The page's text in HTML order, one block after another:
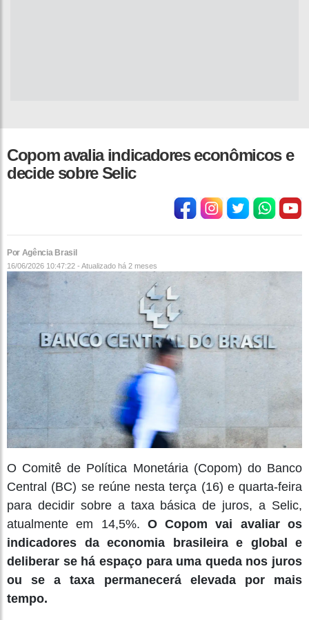
Copom avalia indicadores econômicos e
decide sobre Selic
Por Agência Brasil
16/06/2026 10:47:22 - Atualizado há 2 meses
O Comitê de Política Monetária (Copom) do Banco
Central (BC) se reúne nesta terça (16) e quarta-feira
para decidir sobre a taxa básica de juros, a Selic,
atualmente em 14,5%. O Copom vai avaliar os
indicadores da economia brasileira e global e
deliberar se há espaço para uma queda nos juros
ou se a taxa permanecerá elevada por mais
tempo.